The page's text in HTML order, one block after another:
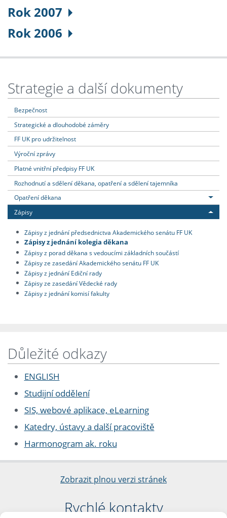
Rok 2007
Rok 2006
Strategie a další dokumenty
Bezpečnost
Strategické a dlouhodobé záměry
FF UK pro udržitelnost
Výroční zprávy
Platné vnitřní předpisy FF UK
Rozhodnutí a sdělení děkana, opatření a sdělení tajemníka
Opatření děkana
Zápisy
Zápisy z jednání předsednictva Akademického senátu FF UK
Zápisy z jednání kolegia děkana
Zápisy z porad děkana s vedoucími základních součástí
Zápisy ze zasedání Akademického senátu FF UK
Zápisy z jednání Ediční rady
Zápisy ze zasedání Vědecké rady
Zápisy z jednání komisí fakulty
Důležité odkazy
ENGLISH
Studijní oddělení
SIS, webové aplikace, eLearning
Katedry, ústavy a další pracoviště
Harmonogram ak. roku
Zobrazit plnou verzi stránek
Rychlé kontakty